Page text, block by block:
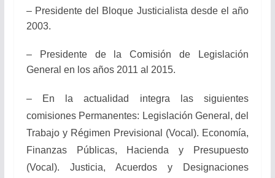
– Presidente del Bloque Justicialista desde el año
2003.
– Presidente de la Comisión de Legislación
General en los años 2011 al 2015.
– En la actualidad integra las siguientes
comisiones Permanentes: Legislación General, del
Trabajo y Régimen Previsional (Vocal). Economía,
Finanzas Públicas, Hacienda y Presupuesto
(Vocal). Justicia, Acuerdos y Designaciones